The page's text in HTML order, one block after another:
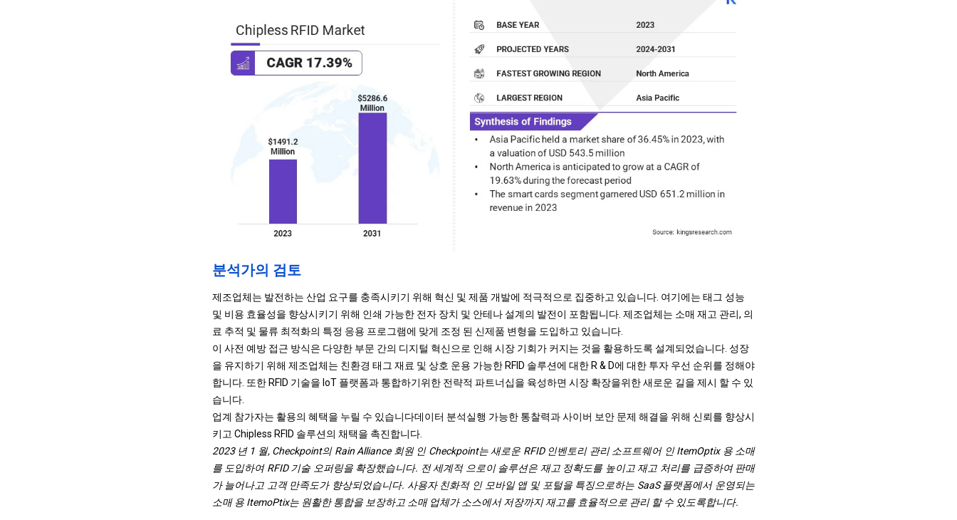
분석가의 검토
제조업체는 발전하는 산업 요구를 충족시키기 위해 혁신 및 제품 개발에 적극적으로 집중하고 있습니다. 여기에는 태그 성능
및 비용 효율성을 향상시키기 위해 인쇄 가능한 전자 장치 및 안테나 설계의 발전이 포함됩니다. 제조업체는 소매 재고 관리, 의
료 추적 및 물류 최적화의 특정 응용 프로그램에 맞게 조정 된 신제품 변형을 도입하고 있습니다.
이 사전 예방 접근 방식은 다양한 부문 간의 디지털 혁신으로 인해 시장 기회가 커지는 것을 활용하도록 설계되었습니다. 성장
을 유지하기 위해 제조업체는 친환경 태그 재료 및 상호 운용 가능한 RFID 솔루션에 대한 R & D에 대한 투자 우선 순위를 정해야
합니다. 또한 RFID 기술을 IoT 플랫폼과 통합하기위한 전략적 파트너십을 육성하면 시장 확장을위한 새로운 길을 제시 할 수 있
습니다.
업계 참가자는 활용의 혜택을 누릴 수 있습니다데이터 분석실행 가능한 통찰력과 사이버 보안 문제 해결을 위해 신뢰를 향상시
키고 Chipless RFID 솔루션의 채택을 촉진합니다.
2023 년 1 월, Checkpoint의 Rain Alliance 회원 인 Checkpoint는 새로운 RFID 인벤토리 관리 소프트웨어 인 ItemOptix 용 소매
를 도입하여 RFID 기술 오퍼링을 확장했습니다. 전 세계적 으로이 솔루션은 재고 정확도를 높이고 재고 처리를 급증하여 판매
가 늘어나고 고객 만족도가 향상되었습니다. 사용자 친화적 인 모바일 앱 및 포털을 특징으로하는 SaaS 플랫폼에서 운영되는
소매 용 ItemoPtix는 원활한 통합을 보장하고 소매 업체가 소스에서 저장까지 재고를 효율적으로 관리 할 수 있도록합니다.